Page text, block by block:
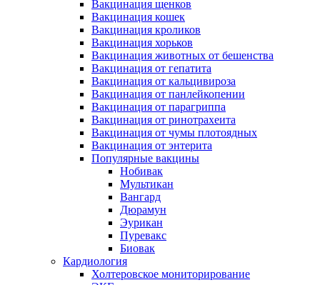
Вакцинация щенков
Вакцинация кошек
Вакцинация кроликов
Вакцинация хорьков
Вакцинация животных от бешенства
Вакцинация от гепатита
Вакцинация от кальцивироза
Вакцинация от панлейкопении
Вакцинация от парагриппа
Вакцинация от ринотрахеита
Вакцинация от чумы плотоядных
Вакцинация от энтерита
Популярные вакцины
Нобивак
Мультикан
Вангард
Дюрамун
Эурикан
Пуревакс
Биовак
Кардиология
Холтеровское мониторирование